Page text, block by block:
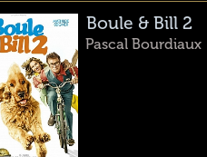
Boule & Bill 2
Pascal Bourdiaux